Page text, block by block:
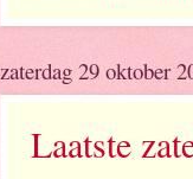
zaterdag 29 oktober
Laatste